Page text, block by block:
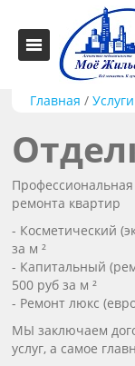
Главная /Услуги
ремонта квартир
- Косметический
за м ²
- Капитальный
500 руб за м ²
- Ремонт люкс
МЫ заключаем
услуг, а самое